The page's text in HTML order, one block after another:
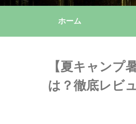
ホーム
【夏キャンプ
は？徹底レビ